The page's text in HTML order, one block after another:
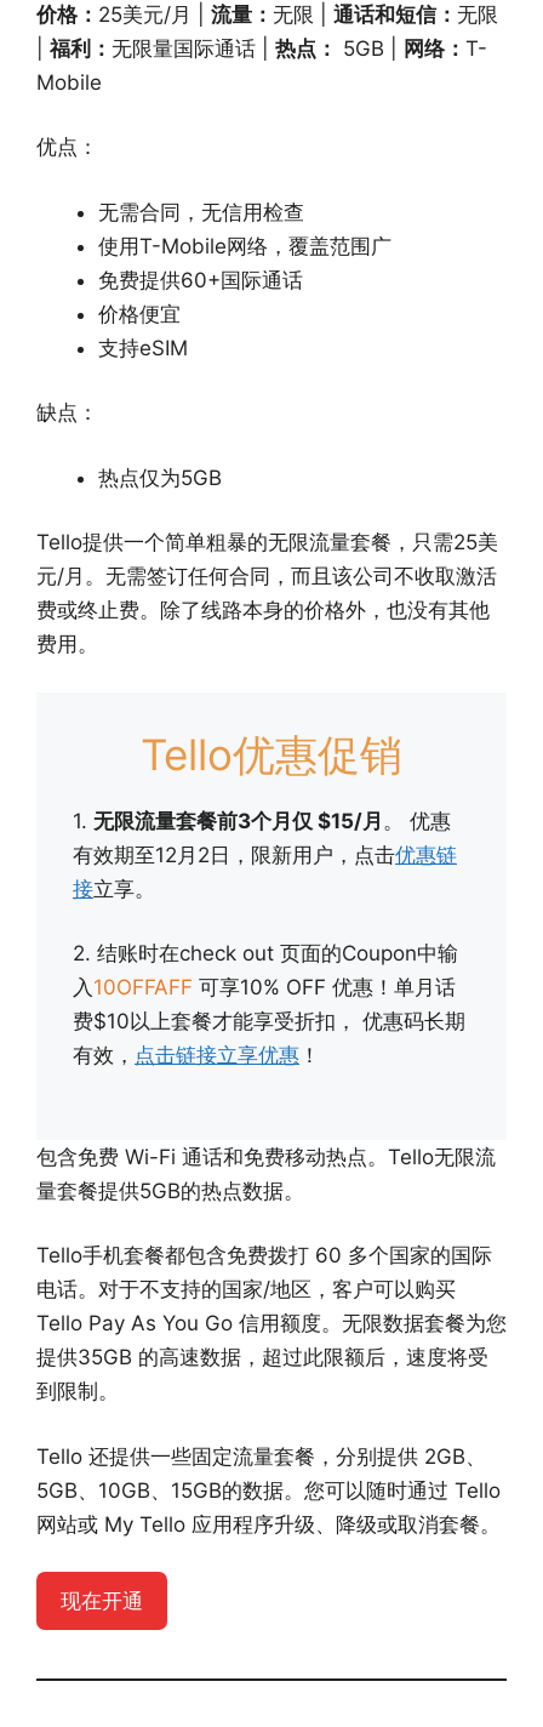
价格： 25美元/月 | 流量： 无限 | 通话和短信： 无限
福利： 无限量国际通话 | 热点： 5GB | 网络： T-
Mobile
优点：
无需合同，无信用检查
使用T-Mobile网络，覆盖范围广
免费提供60+国际通话
价格便宜
支持eSIM
缺点：
热点仅为5GB
Tello提供一个简单粗暴的无限流量套餐，只需25美
元/月。无需签订任何合同，而且该公司不收取激活
费或终止费。除了线路本身的价格外，也没有其他
费用。
Tello优惠促销
1. 无限流量套餐前3个月仅 $15/月 。 优惠
有效期至12月2日，限新用户，点击优惠链
接立享。
2. 结账时在check out 页面的Coupon中输
入 10OFFAFF 可享10% OFF 优惠！单月话
费$10以上套餐才能享受折扣， 优惠码长期
有效， 点击链接立享优惠 ！
包含免费 Wi-Fi 通话和免费移动热点。Tello无限流
量套餐提供5GB的热点数据。
Tello手机套餐都包含免费拨打 60 多个国家的国际
电话。对于不支持的国家/地区，客户可以购买
Tello Pay As You Go 信用额度。无限数据套餐为您
提供35GB 的高速数据，超过此限额后，速度将受
到限制。
Tello 还提供一些固定流量套餐，分别提供 2GB、
5GB、10GB、15GB的数据。您可以随时通过 Tello
网站或 My Tello 应用程序升级、降级或取消套餐。
现在开通